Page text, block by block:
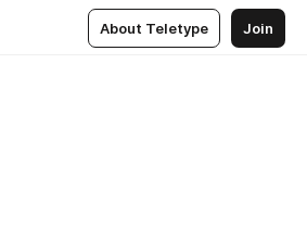
About Teletype Join